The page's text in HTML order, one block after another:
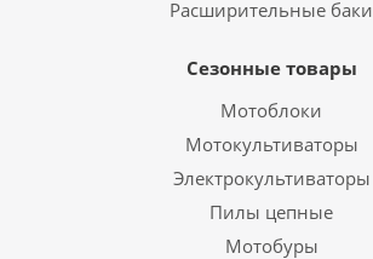
Расширительные баки
Сезонные товары
Мотоблоки
Мотокультиваторы
Электрокультиваторы
Пилы цепные
Мотобуры